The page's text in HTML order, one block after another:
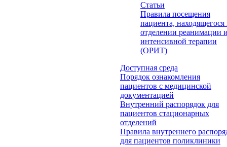
Статьи
Правила посещения
пациента, находящегося
отделении реанимации и
интенсивной терапии
(ОРИТ)
Доступная среда
Порядок ознакомления
пациентов с медицинской
документацией
Внутренний распорядок для
пациентов стационарных
отделений
Правила внутреннего
для пациентов поликлиники